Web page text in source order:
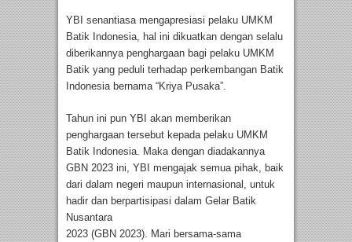
YBI senantiasa mengapresiasi pelaku UMKM
Batik Indonesia, hal ini dikuatkan dengan selalu
diberikannya penghargaan bagi pelaku UMKM
Batik yang peduli terhadap perkembangan Batik
Indonesia bernama “Kriya Pusaka”.
Tahun ini pun YBI akan memberikan
penghargaan tersebut kepada pelaku UMKM
Batik Indonesia. Maka dengan diadakannya
GBN 2023 ini, YBI mengajak semua pihak, baik
dari dalam negeri maupun internasional, untuk
hadir dan berpartisipasi dalam Gelar Batik
Nusantara
2023 (GBN 2023). Mari bersama-sama